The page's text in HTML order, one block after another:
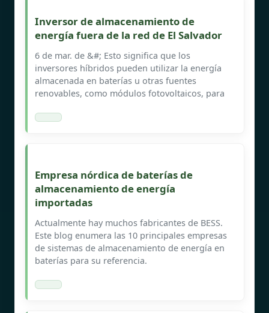
Inversor de almacenamiento de
energía fuera de la red de El Salvador
6 de mar. de &#; Esto significa que los
inversores híbridos pueden utilizar la energía
almacenada en baterías u otras fuentes
renovables, como módulos fotovoltaicos, para
Empresa nórdica de baterías de
almacenamiento de energía
importadas
Actualmente hay muchos fabricantes de BESS.
Este blog enumera las 10 principales empresas
de sistemas de almacenamiento de energía en
baterías para su referencia.